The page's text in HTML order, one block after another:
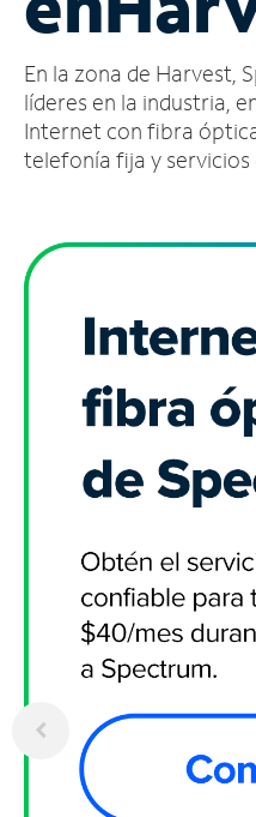
cuenta
Encuentra
una
tienda
En la zona de Harvest,
líderes en la industria,
Internet con fibra
telefonía fija y servicios